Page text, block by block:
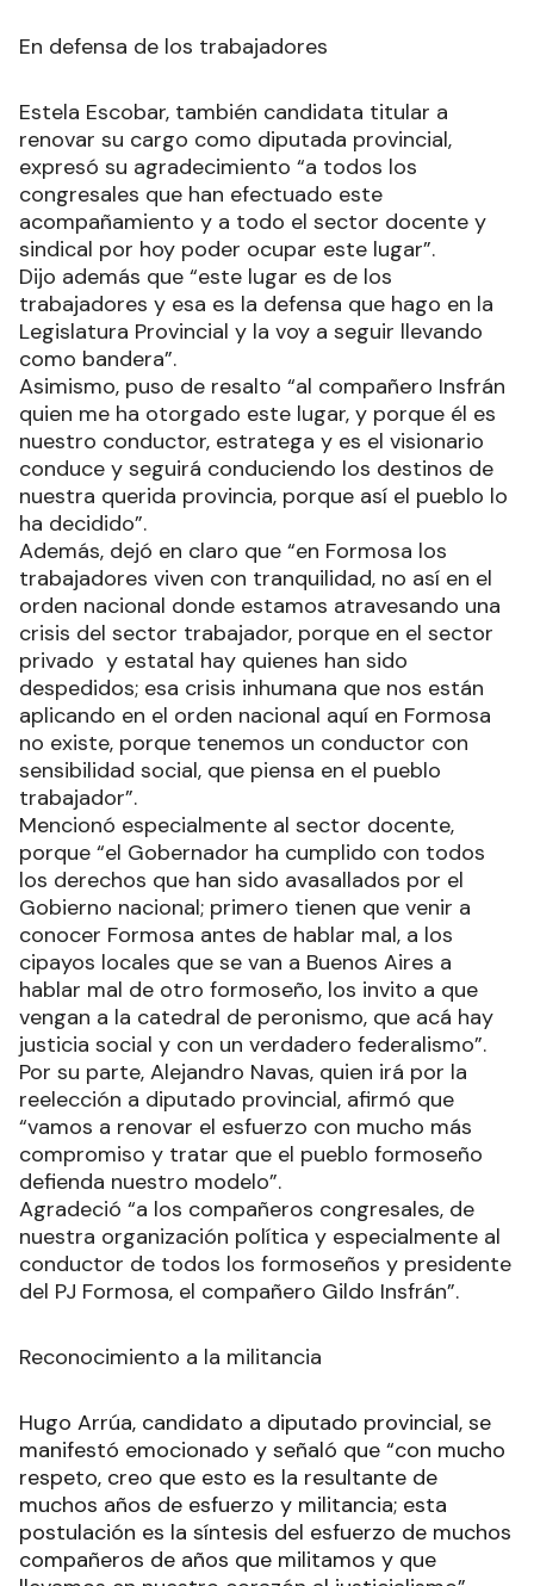
En defensa de los trabajadores
Estela Escobar, también candidata titular a
renovar su cargo como diputada provincial,
expresó su agradecimiento “a todos los
congresales que han efectuado este
acompañamiento y a todo el sector docente y
sindical por hoy poder ocupar este lugar”.
Dijo además que “este lugar es de los
trabajadores y esa es la defensa que hago en la
Legislatura Provincial y la voy a seguir llevando
como bandera”.
Asimismo, puso de resalto “al compañero Insfrán
quien me ha otorgado este lugar, y porque él es
nuestro conductor, estratega y es el visionario
conduce y seguirá conduciendo los destinos de
nuestra querida provincia, porque así el pueblo lo
ha decidido”.
Además, dejó en claro que “en Formosa los
trabajadores viven con tranquilidad, no así en el
orden nacional donde estamos atravesando una
crisis del sector trabajador, porque en el sector
privado y estatal hay quienes han sido
despedidos; esa crisis inhumana que nos están
aplicando en el orden nacional aquí en Formosa
no existe, porque tenemos un conductor con
sensibilidad social, que piensa en el pueblo
trabajador”.
Mencionó especialmente al sector docente,
porque “el Gobernador ha cumplido con todos
los derechos que han sido avasallados por el
Gobierno nacional; primero tienen que venir a
conocer Formosa antes de hablar mal, a los
cipayos locales que se van a Buenos Aires a
hablar mal de otro formoseño, los invito a que
vengan a la catedral de peronismo, que acá hay
justicia social y con un verdadero federalismo”.
Por su parte, Alejandro Navas, quien irá por la
reelección a diputado provincial, afirmó que
“vamos a renovar el esfuerzo con mucho más
compromiso y tratar que el pueblo formoseño
defienda nuestro modelo”.
Agradeció “a los compañeros congresales, de
nuestra organización política y especialmente al
conductor de todos los formoseños y presidente
del PJ Formosa, el compañero Gildo Insfrán”.
Reconocimiento a la militancia
Hugo Arrúa, candidato a diputado provincial, se
manifestó emocionado y señaló que “con mucho
respeto, creo que esto es la resultante de
muchos años de esfuerzo y militancia; esta
postulación es la síntesis del esfuerzo de muchos
compañeros de años que militamos y que